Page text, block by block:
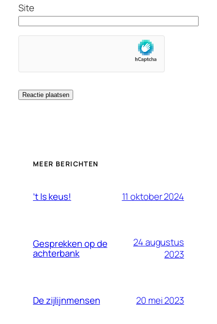
Site
MEER BERICHTEN
’t Is keus! 11 oktober 2024
Gesprekken op de
achterbank
24 augustus
2023
De zijlijnmensen 20 mei 2023